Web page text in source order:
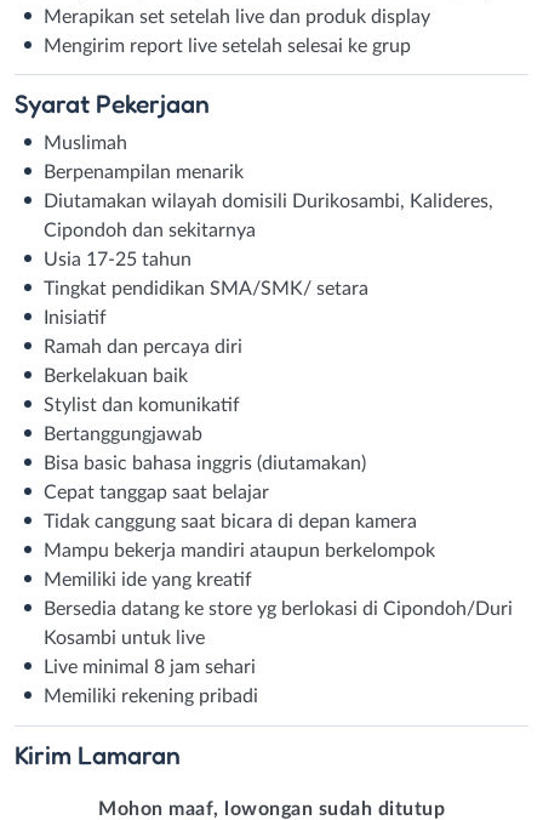
Merapikan set setelah live dan produk display
Mengirim report live setelah selesai ke grup
Syarat Pekerjaan
Muslimah
Berpenampilan menarik
Diutamakan wilayah domisili Durikosambi, Kalideres,
Cipondoh dan sekitarnya
Usia 17-25 tahun
Tingkat pendidikan SMA/SMK/ setara
Inisiatif
Ramah dan percaya diri
Berkelakuan baik
Stylist dan komunikatif
Bertanggungjawab
Bisa basic bahasa inggris (diutamakan)
Cepat tanggap saat belajar
Tidak canggung saat bicara di depan kamera
Mampu bekerja mandiri ataupun berkelompok
Memiliki ide yang kreatif
Bersedia datang ke store yg berlokasi di Cipondoh/Duri
Kosambi untuk live
Live minimal 8 jam sehari
Memiliki rekening pribadi
Kirim Lamaran
Mohon maaf, lowongan sudah ditutup